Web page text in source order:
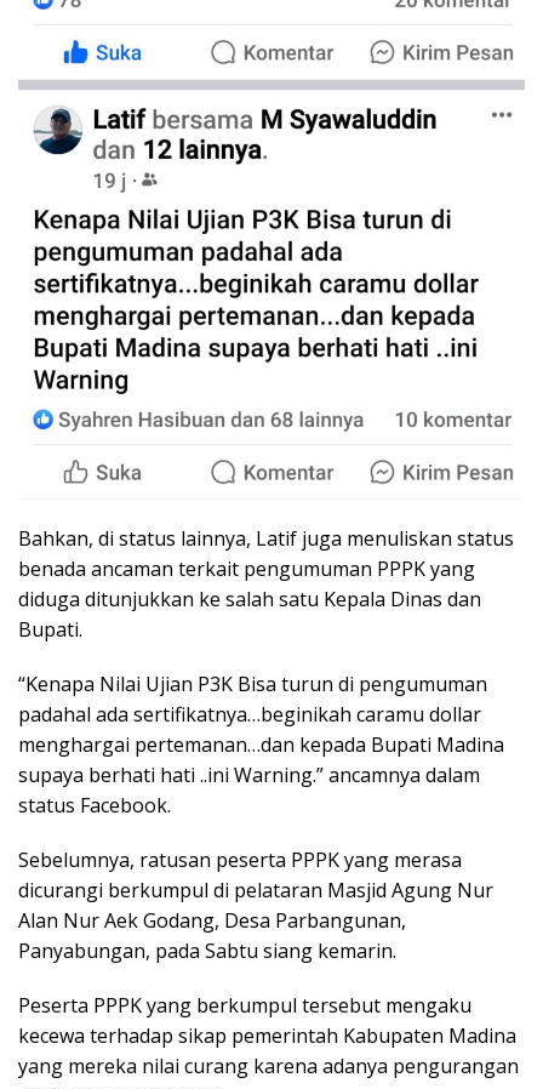
Bahkan, di status lainnya, Latif juga menuliskan status
benada ancaman terkait pengumuman PPPK yang
diduga ditunjukkan ke salah satu Kepala Dinas dan
Bupati.
“Kenapa Nilai Ujian P3K Bisa turun di pengumuman
padahal ada sertifikatnya…beginikah caramu dollar
menghargai pertemanan…dan kepada Bupati Madina
supaya berhati hati ..ini Warning.” ancamnya dalam
status Facebook.
Sebelumnya, ratusan peserta PPPK yang merasa
dicurangi berkumpul di pelataran Masjid Agung Nur
Alan Nur Aek Godang, Desa Parbangunan,
Panyabungan, pada Sabtu siang kemarin.
Peserta PPPK yang berkumpul tersebut mengaku
kecewa terhadap sikap pemerintah Kabupaten Madina
yang mereka nilai curang karena adanya pengurangan